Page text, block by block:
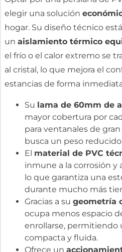
elegir una solución
hogar. Su diseño técnico
unaislamiento térmico
el frío o el calor extremo se
al cristal, lo que mejora el
estancias de forma
Su lama de 60mm de
mayor cobertura por
para ventanales de
busca un peso
El material de PVC
inmune a la corrosión y
lo que garantiza una
durante mucho más
Gracias a sugeometría
ocupa menos espacio
enrollarse, permitiendo
compacta y fluida.
Ofrece un